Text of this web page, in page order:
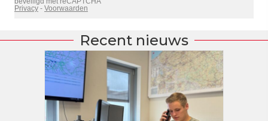
Recent nieuws